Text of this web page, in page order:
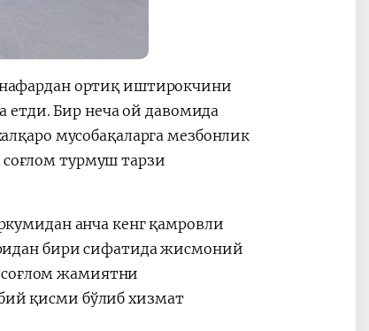
ортиқ иштирокчини
етди. Бир неча ой давомида
мусобақаларга мезбонлик
турмуш тарзи
анча кенг қамровли
бири сифатида жисмоний
жамиятни
қисми бўлиб хизмат